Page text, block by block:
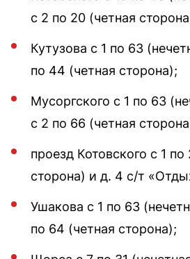
с 2 по 20 (четная
Кутузова с 1 по 63
по 44 (четная сторона);
Мусоргского с 1 по 63
с 2 по 66 (четная
проезд Котовского с 1 по
сторона) и д. 4 с/т
Ушакова с 1 по 63
по 64 (четная сторона);